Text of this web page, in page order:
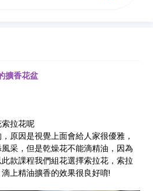
擴香花盆
拉花呢
原因是視覺上面會給人家很優雅，
采，但是乾燥花不能滴精油，因為
款課程我們組花選擇索拉花，索拉
上精油擴香的效果很良好唷!